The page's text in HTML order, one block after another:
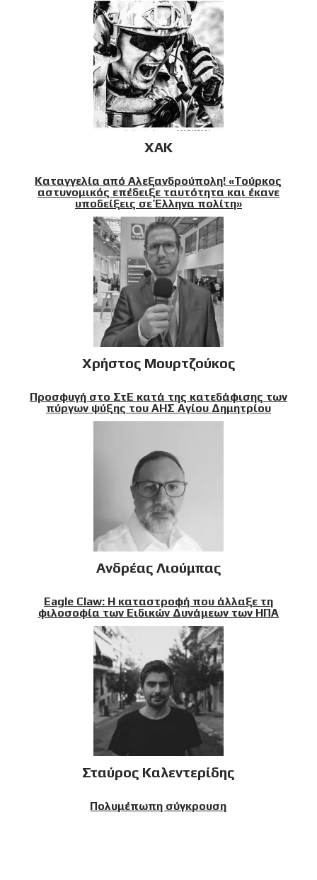
XAK
Καταγγελία από Αλεξανδρούπολη! «Τούρκος
αστυνομικός επέδειξε ταυτότητα και έκανε
υποδείξεις σε Έλληνα πολίτη»
Χρήστος Μουρτζούκος
Προσφυγή στο ΣτΕ κατά της κατεδάφισης των
πύργων ψύξης του ΑΗΣ Αγίου Δημητρίου
Ανδρέας Λιούμπας
Eagle Claw: Η καταστροφή που άλλαξε τη
φιλοσοφία των Ειδικών Δυνάμεων των ΗΠΑ
Σταύρος Καλεντερίδης
Πολυμέπωπη σύγκρουση